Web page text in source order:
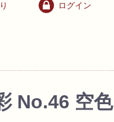
ログイン
No.46 空色